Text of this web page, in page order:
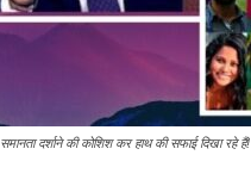
दर्शाने की कोशिश कर हाथ की सफाई दिखा रहे हैं!